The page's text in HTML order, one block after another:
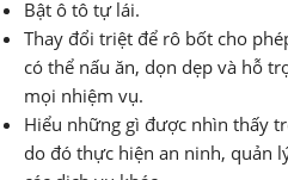
Bật ô tô tự lái.
Thay đổi triệt để rô bốt cho
có thể nấu ăn, dọn dẹp và hỗ
mọi nhiệm vụ.
Hiểu những gì được nhìn thấy
do đó thực hiện an ninh, quản